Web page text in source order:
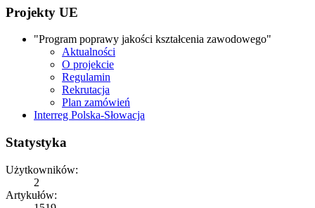
Projekty UE
"Program poprawy jakości kształcenia zawodowego"
Aktualności
O projekcie
Regulamin
Rekrutacja
Plan zamówień
Interreg Polska-Słowacja
Statystyka
Użytkowników:
2
Artykułów: